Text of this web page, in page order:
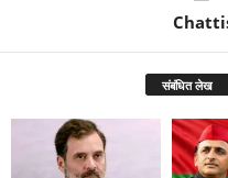
संबंधित लेख